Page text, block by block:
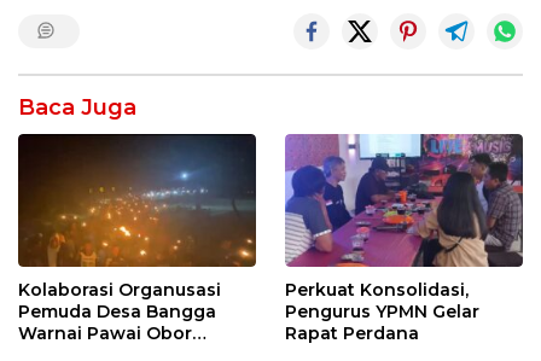
Baca Juga
Kolaborasi Organusasi
Pemuda Desa Bangga
Warnai Pawai Obor
Perkuat Konsolidasi,
Pengurus YPMN Gelar
Rapat Perdana